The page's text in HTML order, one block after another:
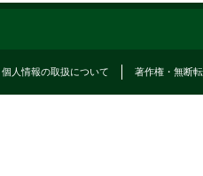
個人情報の取扱について 著作権・無断